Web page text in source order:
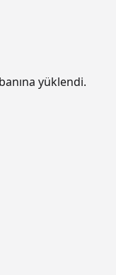
yüklendi.